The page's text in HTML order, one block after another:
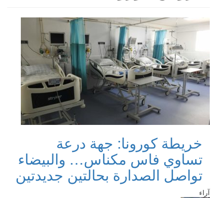
خريطة كورونا: جهة درعة
تساوي فاس مكناس… والبيضاء
تواصل الصدارة بحالتين جديدتين
آراء